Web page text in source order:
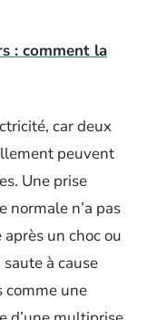
: comment la
car deux
peuvent
Une prise
normale n’a pas
un choc ou
à cause
comme une